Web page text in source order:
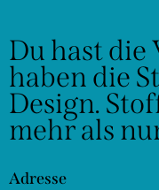
Du hast die
haben die
Design.
mehr als
Adresse